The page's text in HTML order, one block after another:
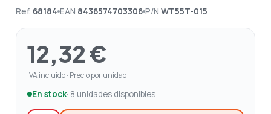
Ref. 68184 EAN 8436574703306 P/N WT55T-015
12,32 €
IVA incluido · Precio por unidad
En stock· 8 unidades disponibles